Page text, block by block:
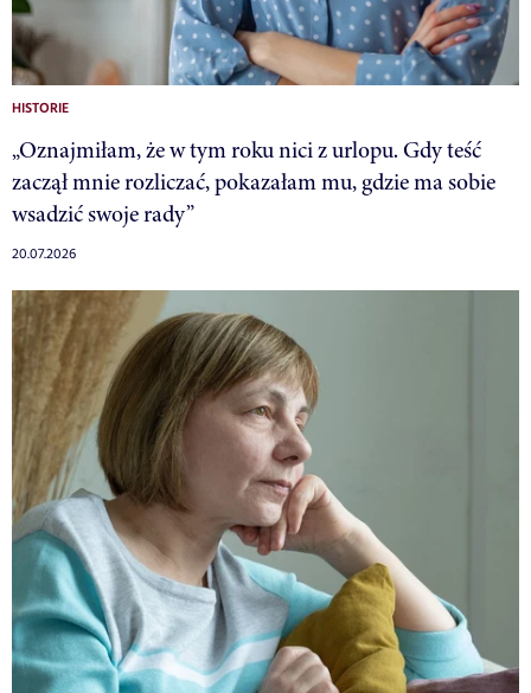
HISTORIE
„Oznajmiłam, że w tym roku nici z urlopu. Gdy teść
zaczął mnie rozliczać, pokazałam mu, gdzie ma sobie
wsadzić swoje rady”
20.07.2026